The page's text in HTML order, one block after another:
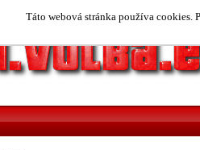
Táto webová stránka používa cookies.